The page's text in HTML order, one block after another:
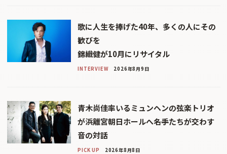
歌に人生を捧げた40年、多くの人にその
歓びを
錦織健が10月にリサイタル
INTERVIEW 2026年8月9日
青木尚佳率いるミュンヘンの弦楽トリオ
が浜離宮朝日ホールへ――名手たちが交わす
音の対話
PICK UP 2026年8月8日